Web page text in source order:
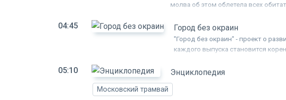
молва об этом облетела всех
04:45 Город без окраин
"Город без окраин" - проект о
каждого выпуска становится
с ним росла Москва. И как спустя
05:10 Энциклопедия
Московский трамвай